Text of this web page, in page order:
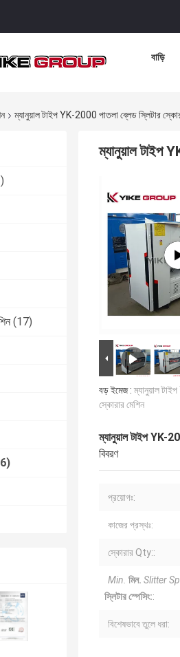
বাড়ি
ম্যানুয়াল টাইপ YK-2000 পাতলা ব্লেড স্লিটার
(17)
ম্যানুয়াল টাইপ
বড় ইমেজ :ম্যানুয়াল
স্কোরার মেশিন
ম্যানুয়াল টাইপ YK-
বিবরণ
প্রয়োগঃ:
কাজের প্রস্থঃ:
স্কোরার Qty::
Min. মিন. Slitter
স্লিটার স্পেসিং::
বিশেষভাবে তুলে ধরা: